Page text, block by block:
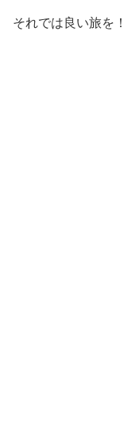
それでは良い旅を！